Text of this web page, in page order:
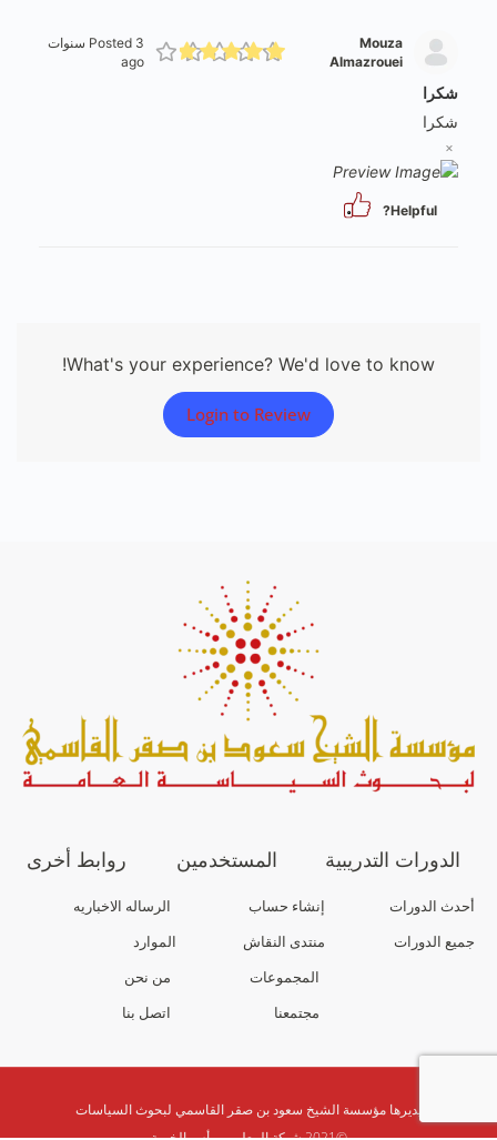
Mouza
Almazrouei
Posted 3 سنوات
ago
شكرا
شكرا
×
Helpful?
What's your experience? We'd love to know!
Login to Review
الدورات التدريبية
أحدث الدورات
جميع الدورات
المستخدمين
إنشاء حساب
منتدى النقاش
المجموعات
مجتمعنا
روابط أخرى
الرساله الاخباريه
الموارد
من نحن
اتصل بنا
يديرها مؤسسة الشيخ سعود بن صقر القاسمي لبحوث السياسات